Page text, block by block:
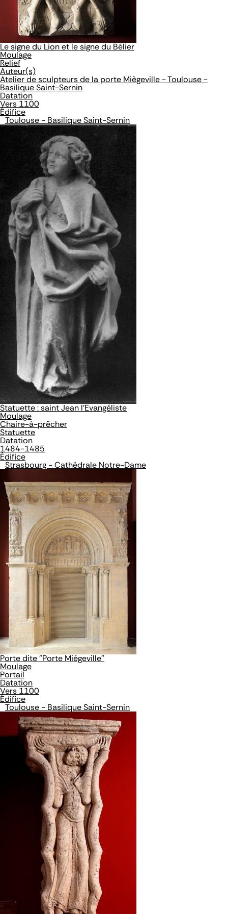
Le signe du Lion et le signe du Bélier
Moulage
Relief
Auteur(s)
Atelier de sculpteurs de la porte Miègeville - Toulouse -
Basilique Saint-Sernin
Datation
Vers 1100
Édifice
Toulouse - Basilique Saint-Sernin
Statuette : saint Jean l'Evangéliste
Moulage
Chaire-à-prêcher
Statuette
Datation
1484-1485
Édifice
Strasbourg - Cathédrale Notre-Dame
Porte dite "Porte Miégeville"
Moulage
Portail
Datation
Vers 1100
Édifice
Toulouse - Basilique Saint-Sernin